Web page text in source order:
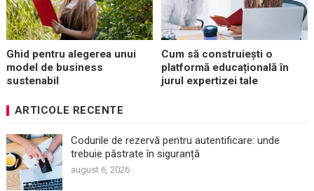
Ghid pentru alegerea unui
model de business
sustenabil
Cum să construiești o
platformă educațională în
jurul expertizei tale
ARTICOLE RECENTE
Codurile de rezervă pentru autentificare: unde
trebuie păstrate în siguranță
august 6, 2026